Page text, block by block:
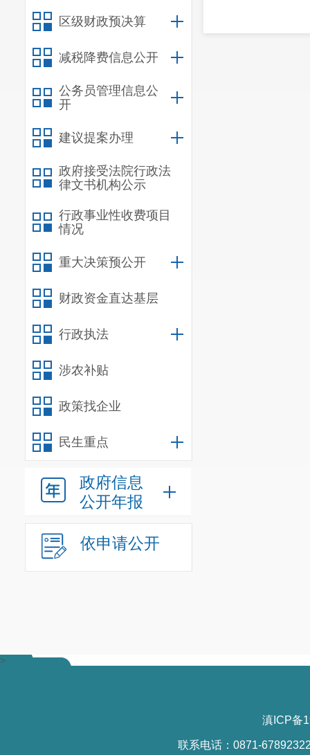
区级财政预决算
减税降费信息公开
公务员管理信息公
开
建议提案办理
政府接受法院行政法
律文书机构公示
行政事业性收费项目
情况
重大决策预公开
财政资金直达基层
行政执法
涉农补贴
政策找企业
民生重点
政府信息
公开年报
依申请公开
>
滇ICP备
联系电话：0871-